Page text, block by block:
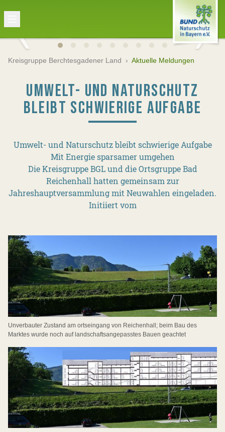
Kreisgruppe Berchtesgadener Land › Aktuelle Meldungen
UMWELT- UND NATURSCHUTZ
BLEIBT SCHWIERIGE AUFGABE
Umwelt- und Naturschutz bleibt schwierige Aufgabe
Mit Energie sparsamer umgehen
Die Kreisgruppe BGL und die Ortsgruppe Bad
Reichenhall hatten gemeinsam zur
Jahreshauptversammlung mit Neuwahlen eingeladen.
Initiiert vom
Unverbauter Zustand am ortseingang von Reichenhall; beim Bau des
Marktes wurde noch auf landschaftsangepasstes Bauen geachtet